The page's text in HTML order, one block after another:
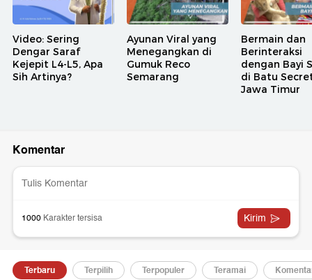
Video: Sering
Dengar Saraf
Kejepit L4-L5, Apa
Sih Artinya?
Ayunan Viral yang
Menegangkan di
Gumuk Reco
Semarang
Bermain dan
Berinteraksi
dengan Bayi
di Batu
Jawa Timur